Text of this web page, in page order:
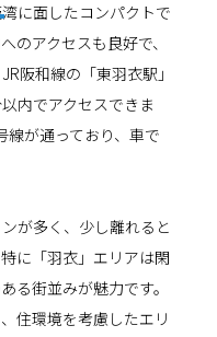
に面したコンパクトで
のアクセスも良好で、
阪和線の「東羽衣駅」
内でアクセスできま
線が通っており、車で
が多く、少し離れると
に「羽衣」エリアは閑
る街並みが魅力です。
住環境を考慮したエリ